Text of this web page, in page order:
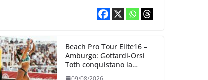
Beach Pro Tour Elite16 –
Amburgo: Gottardi-Orsi
Toth conquistano la
semifinale